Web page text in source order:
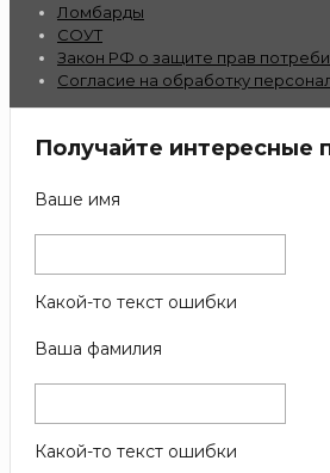
Ломбарды
СОУТ
Закон РФ о защите прав
Согласие на обработку
Получайте интересные
Ваше имя
Какой-то текст ошибки
Ваша фамилия
Какой-то текст ошибки